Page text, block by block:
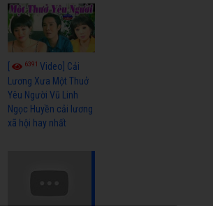
6391Video] Cải
Lương Xưa Một Thuở
Yêu Người Vũ Linh
Ngọc Huyền cải lương
xã hội hay nhất